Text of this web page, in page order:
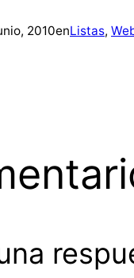
2010enListas,